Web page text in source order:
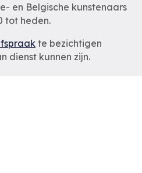
en Belgische kunstenaars
tot heden.
te bezichtigen
dienst kunnen zijn.